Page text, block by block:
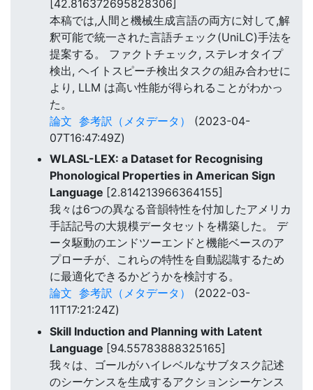
[42.816372695828306]
本稿では,人間と機械生成言語の両方に対して,解
釈可能で統一された言語チェック(UniLC)手法を
提案する。 ファクトチェック, ステレオタイプ
検出, ヘイトスピーチ検出タスクの組み合わせに
より, LLM は高い性能が得られることがわかっ
た。
論文 参考訳（メタデータ）
(2023-04-
07T16:47:49Z)
WLASL-LEX: a Dataset for Recognising
Phonological Properties in American Sign
Language [2.814213966364155]
我々は6つの異なる音韻特性を付加したアメリカ
手話記号の大規模データセットを構築した。 デ
ータ駆動のエンドツーエンドと機能ベースのア
プローチが、これらの特性を自動認識するため
に最適化できるかどうかを検討する。
論文 参考訳（メタデータ）
(2022-03-
11T17:21:24Z)
Skill Induction and Planning with Latent
Language [94.55783888325165]
我々は、ゴールがハイレベルなサブタスク記述
のシーケンスを生成するアクションシーケンス